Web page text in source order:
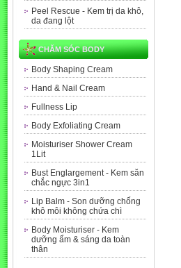
Peel Rescue - Kem trị da khô,
da đang lột
CHĂM SÓC BODY
Body Shaping Cream
Hand & Nail Cream
Fullness Lip
Body Exfoliating Cream
Moisturiser Shower Cream
1Lit
Bust Englargement - Kem săn
chắc ngực 3in1
Lip Balm - Son dưỡng chống
khô môi không chứa chì
Body Moisturiser - Kem
dưỡng ẩm & sáng da toàn
thân